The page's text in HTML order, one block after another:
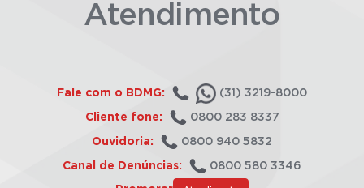
Atendimento
Fale com o BDMG: (31) 3219-8000
Cliente fone: 0800 283 8337
Ouvidoria: 0800 940 5832
Canal de Denúncias: 0800 580 3346